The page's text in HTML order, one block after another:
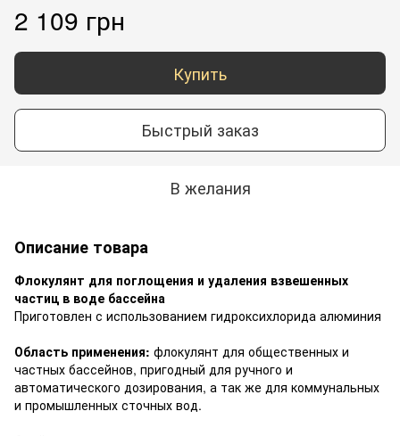
2 109 грн
Купить
Быстрый заказ
В желания
Описание товара
Флокулянт для поглощения и удаления взвешенных
частиц в воде бассейна
Приготовлен с использованием гидроксихлорида алюминия
Область применения: флокулянт для общественных и
частных бассейнов, пригодный для ручного и
автоматического дозирования, а так же для коммунальных
и промышленных сточных вод.